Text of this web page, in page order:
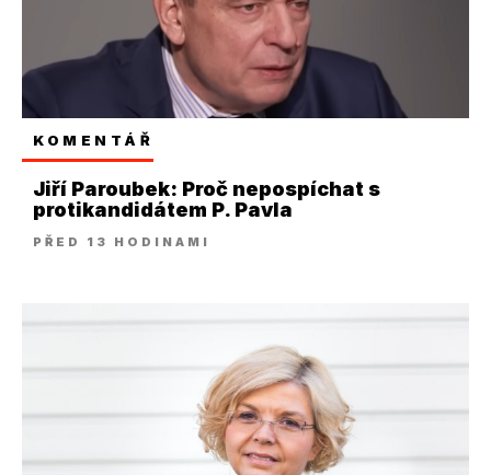
KOMENTÁŘ
Jiří Paroubek: Proč nepospíchat s
protikandidátem P. Pavla
PŘED 13 HODINAMI